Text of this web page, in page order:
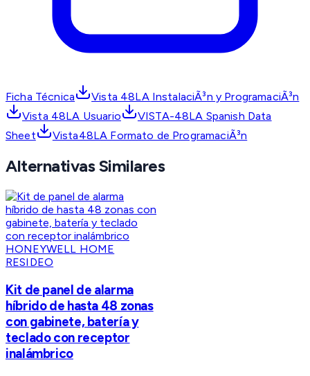
Ficha Técnica
Vista 48LA InstalaciÃ³n y ProgramaciÃ³n
Vista 48LA Usuario
VISTA-48LA Spanish Data
Sheet
Vista48LA Formato de ProgramaciÃ³n
Alternativas Similares
HONEYWELL HOME
RESIDEO
Kit de panel de alarma
híbrido de hasta 48 zonas
con gabinete, batería y
teclado con receptor
inalámbrico